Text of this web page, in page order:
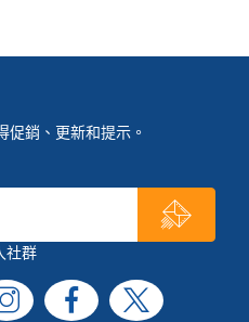
銷、更新和提示。
社群